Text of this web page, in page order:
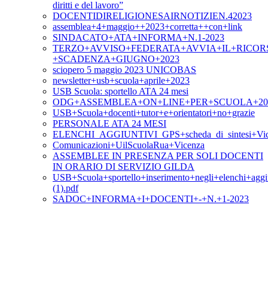
diritti e del lavoro”
DOCENTIDIRELIGIONESAIRNOTIZIEN.42023
assemblea+4+maggio++2023+corretta++con+link
SINDACATO+ATA+INFORMA+N.1-2023
+SCADENZA+GIUGNO+2023
sciopero 5 maggio 2023 UNICOBAS
newsletter+usb+scuola+aprile+2023
USB Scuola: sportello ATA 24 mesi
USB+Scuola+docenti+tutor+e+orientatori+no+grazie
PERSONALE ATA 24 MESI
Comunicazioni+UilScuolaRua+Vicenza
ASSEMBLEE IN PRESENZA PER SOLI DOCENTI
IN ORARIO DI SERVIZIO GILDA
(1).pdf
SADOC+INFORMA+I+DOCENTI+-+N.+1-2023